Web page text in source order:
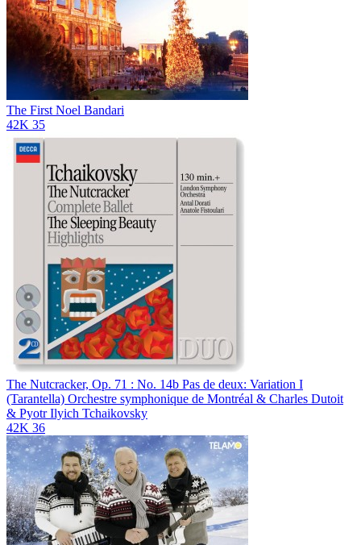
The First Noel Bandari
42K 35
The Nutcracker, Op. 71 : No. 14b Pas de deux: Variation I
(Tarantella) Orchestre symphonique de Montréal & Charles Dutoit
& Pyotr Ilyich Tchaikovsky
42K 36